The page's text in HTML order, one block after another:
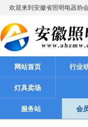
欢迎来到安徽省照明电器协
网站首页 行业
灯具卖场
服务站 会